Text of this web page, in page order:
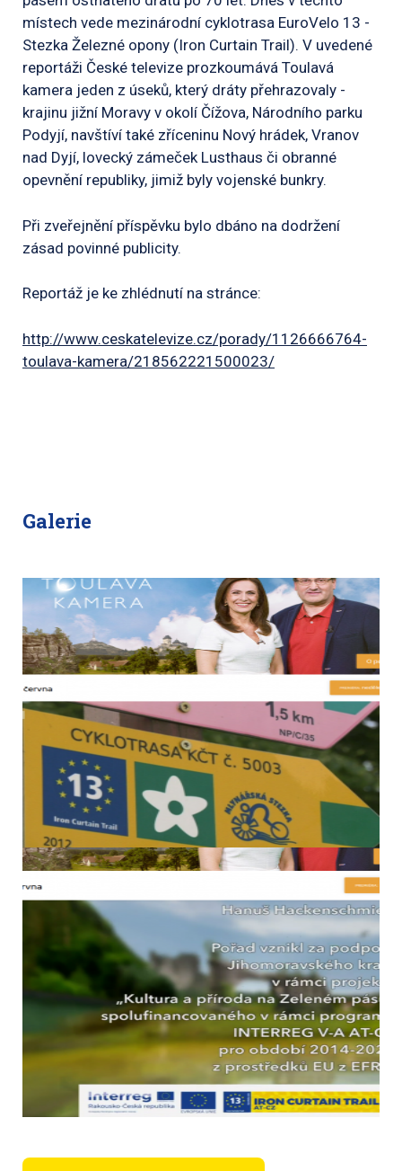
místech vede mezinárodní cyklotrasa EuroVelo 13 -
Stezka Železné opony (Iron Curtain Trail). V uvedené
reportáži České televize prozkoumává Toulavá
kamera jeden z úseků, který dráty přehrazovaly -
krajinu jižní Moravy v okolí Čížova, Národního parku
Podyjí, navštíví také zříceninu Nový hrádek, Vranov
nad Dyjí, lovecký zámeček Lusthaus či obranné
opevnění republiky, jimiž byly vojenské bunkry.
Při zveřejnění příspěvku bylo dbáno na dodržení
zásad povinné publicity.
Reportáž je ke zhlédnutí na stránce:
http://www.ceskatelevize.cz/porady/1126666764-
toulava-kamera/218562221500023/
Galerie